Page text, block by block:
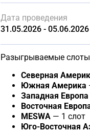
Дата проведения
31.05.2026 - 05.06.2026
Разыгрываемые
Северная
Южная Америка
Западная Европа
Восточная
MESWA — 1 слот
Юго-Восточная